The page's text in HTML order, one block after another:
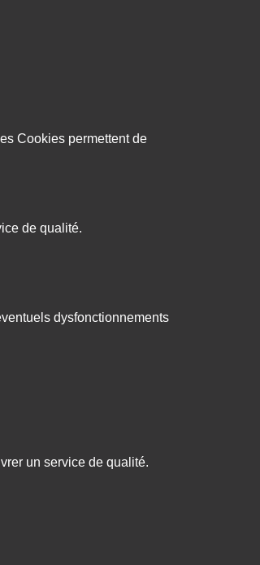
Cookies permettent de
de qualité.
dysfonctionnements
un service de qualité.